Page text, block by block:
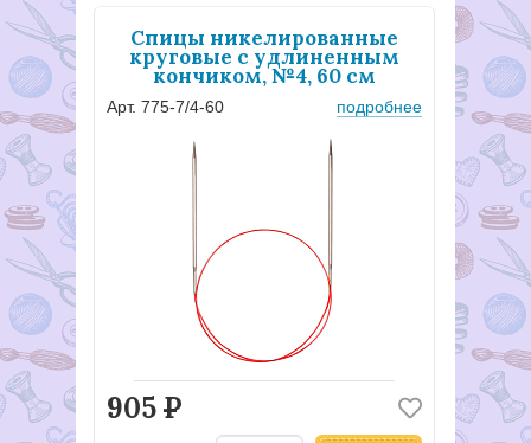
Спицы никелированные
круговые с удлиненным
кончиком, №4, 60 см
Арт. 775-7/4-60 подробнее
905Р